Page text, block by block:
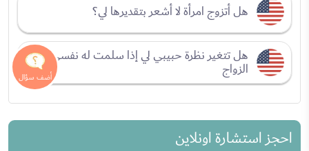
هل أتزوج امرأة لا أشعر بتقديرها لي؟
هل تتغير نظرة حبيبي لي إذا سلمت له نفسي قبل
الزواج
احجز استشارة اونلاين